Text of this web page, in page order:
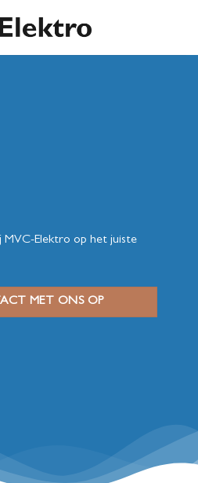
Elektro op het juiste
MET ONS OP